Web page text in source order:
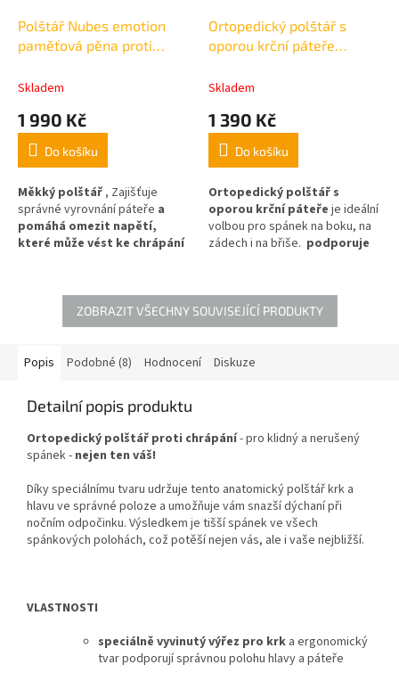
Polštář Nubes emotion
paměťová pěna proti
Skladem
1 990 Kč
Do košíku
Měkký polštář , Zajišťuje
správné vyrovnání páteře a
pomáhá omezit napětí,
které může vést ke chrápání
• Pro ty, kdo spí
převážně na boku nebo na
zádech. • Pro každého, koho
nebo bolesti krční páteře.
Ortopedický polštář s
oporou krční páteře
/výška 9-10 cm
Skladem
1 390 Kč
Do košíku
Ortopedický polštář s
oporou krční páteře je ideální
volbou pro spánek na boku, na
zádech i na břiše. podporuje
ramena.Rozměr:60 x 38 x 9-10
cm -v praktickém povlaku z
netkané textilie, který vám
uskladnit.
ZOBRAZIT VŠECHNY SOUVISEJÍCÍ PRODUKTY
Popis Podobné (8) Hodnocení Diskuze
Detailní popis produktu
Ortopedický polštář proti chrápání- pro klidný a nerušený
spánek - nejen ten váš!
Díky speciálnímu tvaru udržuje tento anatomický polštář krk a
hlavu ve správné poloze a umožňuje vám snazší dýchaní při
nočním odpočinku. Výsledkem je tišší spánek ve všech
spánkových polohách, což potěší nejen vás, ale i vaše nejbližší.
VLASTNOSTI
speciálně vyvinutý výřez pro krk a ergonomický
tvar podporují správnou polohu hlavy a páteře